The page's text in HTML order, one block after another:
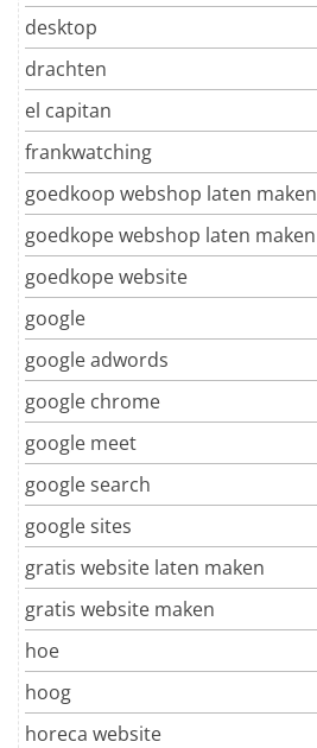
desktop
drachten
el capitan
frankwatching
goedkoop webshop laten maken
goedkope webshop laten maken
goedkope website
google
google adwords
google chrome
google meet
google search
google sites
gratis website laten maken
gratis website maken
hoe
hoog
horeca website